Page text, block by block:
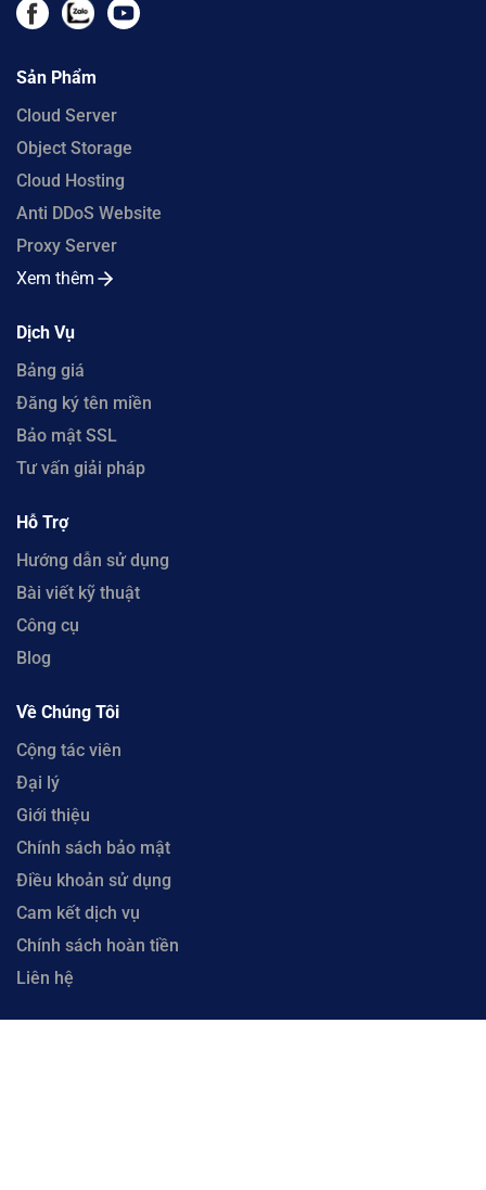
Sản Phẩm
Cloud Server
Object Storage
Cloud Hosting
Anti DDoS Website
Proxy Server
Xem thêm
Dịch Vụ
Bảng giá
Đăng ký tên miền
Bảo mật SSL
Tư vấn giải pháp
Hỗ Trợ
Hướng dẫn sử dụng
Bài viết kỹ thuật
Công cụ
Blog
Về Chúng Tôi
Cộng tác viên
Đại lý
Giới thiệu
Chính sách bảo mật
Điều khoản sử dụng
Cam kết dịch vụ
Chính sách hoàn tiền
Liên hệ